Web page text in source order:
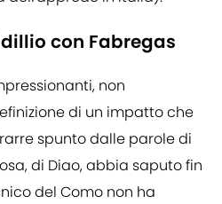
con Fabregas
non
di un impatto che
spunto dalle parole di
di Diao, abbia saputo fin
del Como non ha